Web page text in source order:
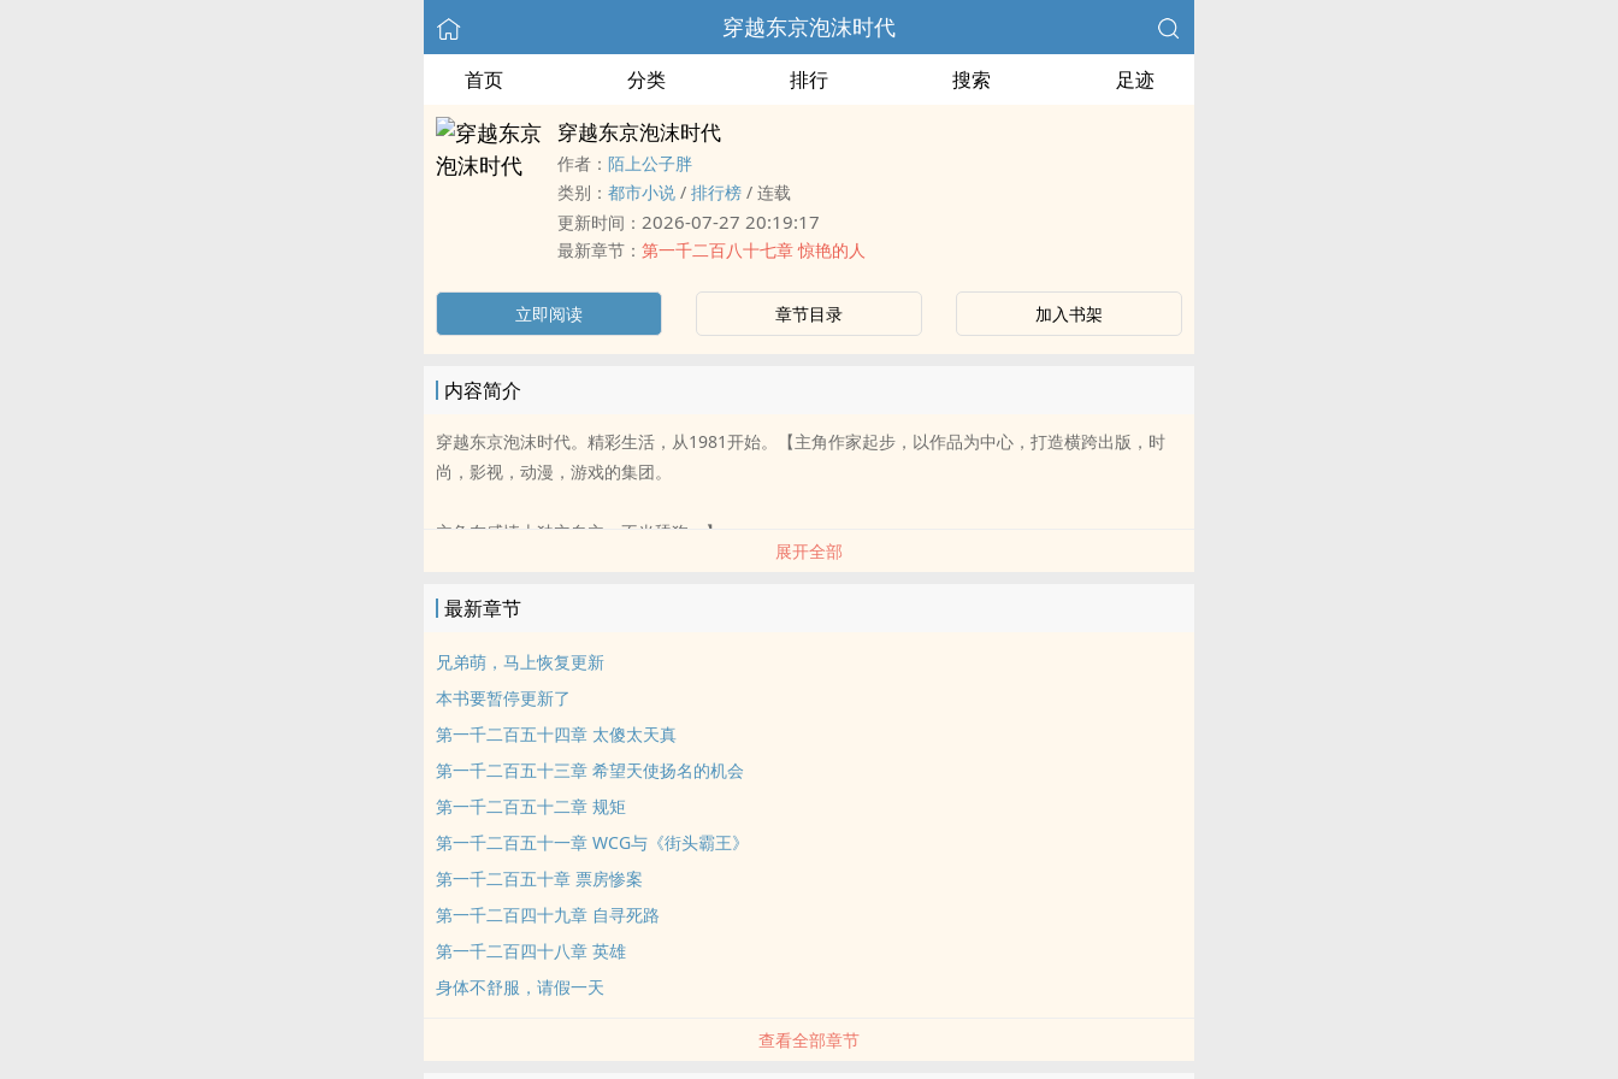
穿越东京泡沫时代
首页 分类 排行 搜索 足迹
穿越东京泡沫时代
作者： 陌上公子胖
类别： 都市小说 / 排行榜 / 连载
更新时间： 2026-07-27 20:19:17
最新章节： 第一千二百八十七章 惊艳的人
立即阅读 章节目录 加入书架
内容简介
穿越东京泡沫时代。精彩生活，从1981开始。【主角作家起步，以作品为中心，打造横跨出版，时
尚，影视，动漫，游戏的集团。
主角在感情上独立自主，不当舔狗。】
展开全部
最新章节
兄弟萌，马上恢复更新
本书要暂停更新了
第一千二百五十四章 太傻太天真
第一千二百五十三章 希望天使扬名的机会
第一千二百五十二章 规矩
第一千二百五十一章 WCG与《街头霸王》
第一千二百五十章 票房惨案
第一千二百四十九章 自寻死路
第一千二百四十八章 英雄
身体不舒服，请假一天
查看全部章节